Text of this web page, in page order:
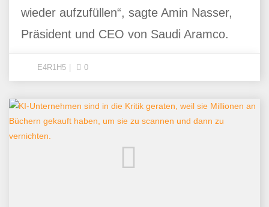
wieder aufzufüllen“, sagte Amin Nasser,
Präsident und CEO von Saudi Aramco.
E4R1H5 0